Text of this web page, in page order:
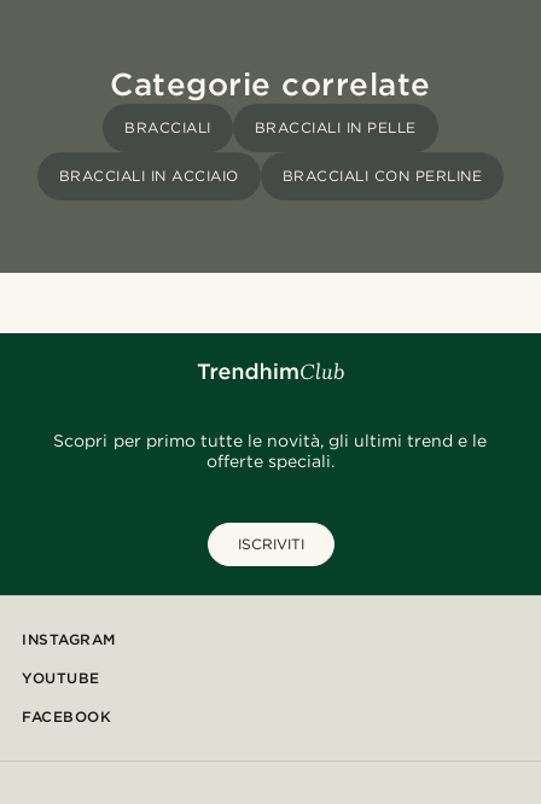
Categorie correlate
BRACCIALI BRACCIALI IN PELLE
BRACCIALI IN ACCIAIO BRACCIALI CON PERLINE
Scopri per primo tutte le novità, gli ultimi trend e le
offerte speciali.
ISCRIVITI
INSTAGRAM
YOUTUBE
FACEBOOK